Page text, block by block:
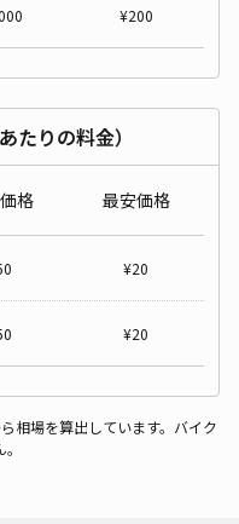
¥200
たりの料金）
格 最安価格
¥20
¥20
相場を算出しています。バイク